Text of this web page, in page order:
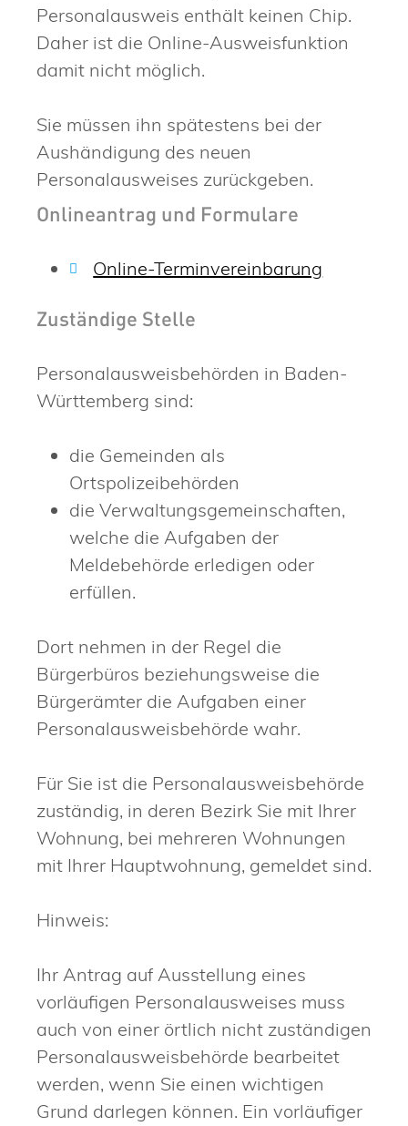
Personalausweis enthält keinen Chip.
Daher ist die Online-Ausweisfunktion
damit nicht möglich.
Sie müssen ihn spätestens bei der
Aushändigung des neuen
Personalausweises zurückgeben.
Onlineantrag und Formulare
Online-Terminvereinbarung
Zuständige Stelle
Personalausweisbehörden in Baden-
Württemberg sind:
die Gemeinden als
Ortspolizeibehörden
die Verwaltungsgemeinschaften,
welche die Aufgaben der
Meldebehörde erledigen oder
erfüllen.
Dort nehmen in der Regel die
Bürgerbüros beziehungsweise die
Bürgerämter die Aufgaben einer
Personalausweisbehörde wahr.
Für Sie ist die Personalausweisbehörde
zuständig, in deren Bezirk Sie mit Ihrer
Wohnung, bei mehreren Wohnungen
mit Ihrer Hauptwohnung, gemeldet sind.
Hinweis:
Ihr Antrag auf Ausstellung eines
vorläufigen Personalausweises muss
auch von einer örtlich nicht zuständigen
Personalausweisbehörde bearbeitet
werden, wenn Sie einen wichtigen
Grund darlegen können. Ein vorläufiger